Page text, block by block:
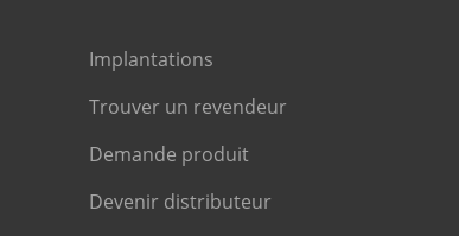
Implantations
Trouver un revendeur
Demande produit
Devenir distributeur